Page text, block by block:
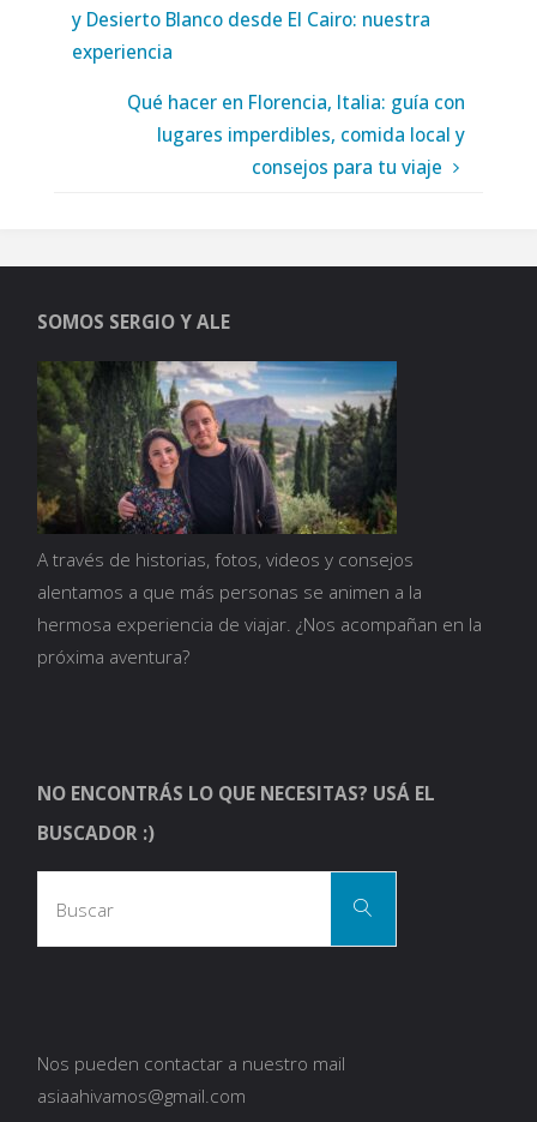
y Desierto Blanco desde El Cairo: nuestra
experiencia
Qué hacer en Florencia, Italia: guía con
lugares imperdibles, comida local y
consejos para tu viaje
SOMOS SERGIO Y ALE
A través de historias, fotos, videos y consejos
alentamos a que más personas se animen a la
hermosa experiencia de viajar. ¿Nos acompañan en la
próxima aventura?
NO ENCONTRÁS LO QUE NECESITAS? USÁ EL
BUSCADOR :)
Buscar
Nos pueden contactar a nuestro mail
asiaahivamos@gmail.com